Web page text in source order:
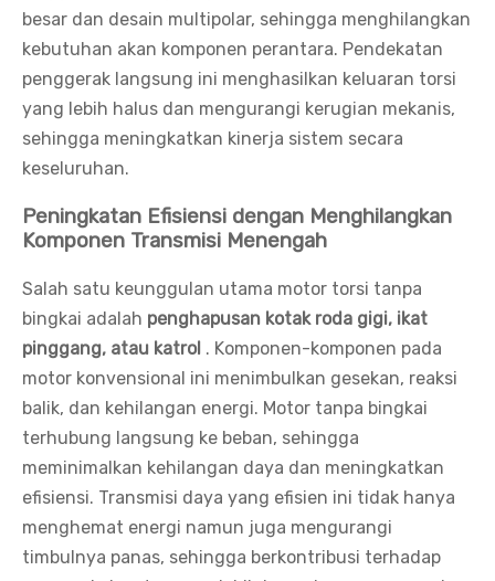
besar dan desain multipolar, sehingga menghilangkan
kebutuhan akan komponen perantara. Pendekatan
penggerak langsung ini menghasilkan keluaran torsi
yang lebih halus dan mengurangi kerugian mekanis,
sehingga meningkatkan kinerja sistem secara
keseluruhan.
Peningkatan Efisiensi dengan Menghilangkan
Komponen Transmisi Menengah
Salah satu keunggulan utama motor torsi tanpa
bingkai adalah penghapusan kotak roda gigi, ikat
pinggang, atau katrol . Komponen-komponen pada
motor konvensional ini menimbulkan gesekan, reaksi
balik, dan kehilangan energi. Motor tanpa bingkai
terhubung langsung ke beban, sehingga
meminimalkan kehilangan daya dan meningkatkan
efisiensi. Transmisi daya yang efisien ini tidak hanya
menghemat energi namun juga mengurangi
timbulnya panas, sehingga berkontribusi terhadap